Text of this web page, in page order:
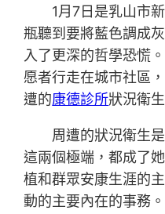
1月7日是乳山市
瓶聽到要將藍色調成
入了更深的哲學恐慌
愿者行走在城市社區
遭的康德診所狀況衛
周遭的狀況衛生
這兩個極端，都成了
植和群眾安康生涯的
動的主要內在的事務